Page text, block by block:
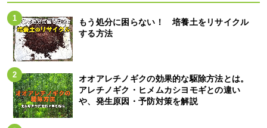
もう処分に困らない！ 培養土をリサイクル
する方法
オオアレチノギクの効果的な駆除方法とは。
アレチノギク・ヒメムカシヨモギとの違い
や、発生原因・予防対策を解説